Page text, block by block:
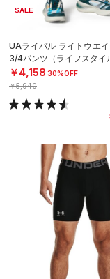
SALE
UAライバル ライトウエ
3/4パンツ（ライフスタイ
￥4,158 30%OFF
￥5,940